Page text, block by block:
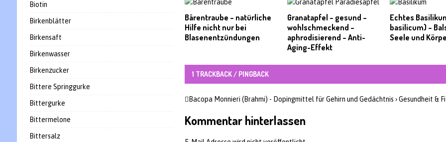
Bärentraube – natürliche
Hilfe nicht nur bei
Blasenentzündungen
Granatapfel – gesund –
wohlschmeckend –
aphrodisierend – Anti-
Aging-Effekt
Echtes
basilicum) –
Seele und
1 TRACKBACK / PINGBACK
Bacopa Monnieri (Brahmi) - Dopingmittel für Gehirn und Gedächtnis › Gesundheit &
Kommentar hinterlassen
Biotin
Birkenblätter
Birkensaft
Birkenwasser
Birkenzucker
Bittere Springgurke
Bittergurke
Bittermelone
Bittersalz